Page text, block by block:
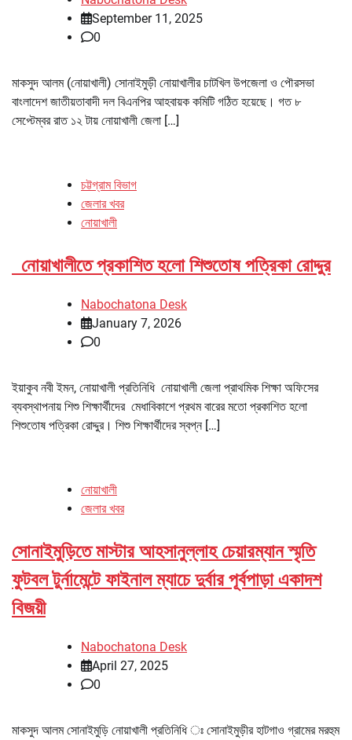
September 11, 2025
0
মাকসুদ আলম (নোয়াখালী) সোনাইমুড়ী নোয়াখালীর চাটখিল উপজেলা ও পৌরসভা
বাংলাদেশ জাতীয়তাবাদী দল বিএনপির আহবায়ক কমিটি গঠিত হয়েছে। গত ৮
সেপ্টেম্বর রাত ১২ টায় নোয়াখালী জেলা […]
চট্টগ্রাম বিভাগ
জেলার খবর
নোয়াখালী
নোয়াখালীতে প্রকাশিত হলো শিশুতোষ পত্রিকা রোদ্দুর
Nabochatona Desk
January 7, 2026
0
ইয়াকুব নবী ইমন, নোয়াখালী প্রতিনিধি নোয়াখালী জেলা প্রাথমিক শিক্ষা অফিসের
ব্যবস্থাপনায় শিশু শিক্ষার্থীদের মেধাবিকাশে প্রথম বারের মতো প্রকাশিত হলো
শিশুতোষ পত্রিকা রোদ্দুর। শিশু শিক্ষার্থীদের স্বপ্ন […]
নোয়াখালী
জেলার খবর
সোনাইমুড়িতে মাস্টার আহসানুল্লাহ চেয়ারম্যান স্মৃতি
ফুটবল টুর্নামেন্টে ফাইনাল ম্যাচে দুর্বার পূর্বপাড়া একাদশ
বিজয়ী
Nabochatona Desk
April 27, 2025
0
মাকসুদ আলম সোনাইমুড়ি নোয়াখালী প্রতিনিধি ঃ সোনাইমুড়ীর হাটগাও গ্রামের মরহুম